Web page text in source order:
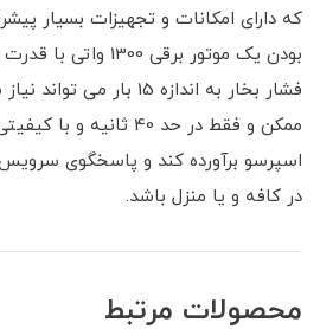
که دارای امکانات و تجهیزات بسیار
بودن یک موتور برقی
فشار بخار به اندازه 15
ممکن و فقط در حد 40
اسپرسو برآورده کند و پاسخگوی
در کافه و یا منزل باشد.
محصولات مرتبط